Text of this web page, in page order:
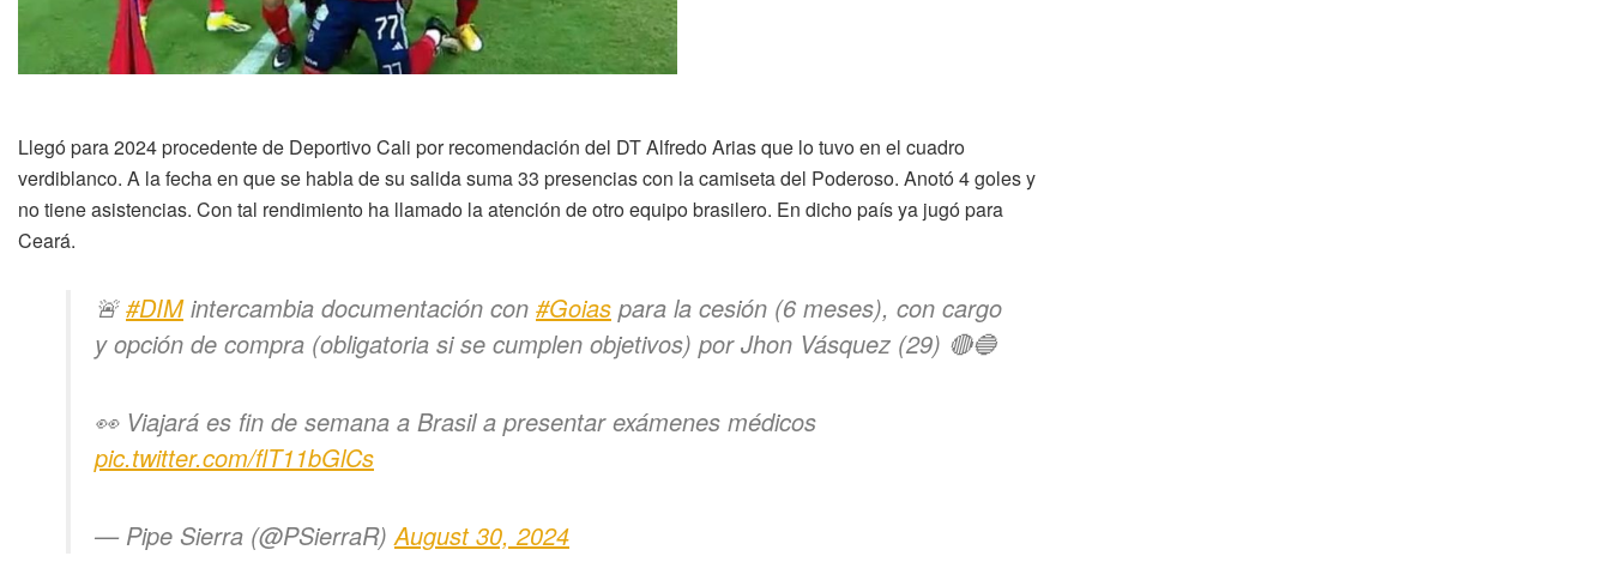
Llegó para 2024 procedente de Deportivo Cali por recomendación del DT Alfredo Arias que lo tuvo en el cuadro
verdiblanco. A la fecha en que se habla de su salida suma 33 presencias con la camiseta del Poderoso. Anotó 4 goles y
no tiene asistencias. Con tal rendimiento ha llamado la atención de otro equipo brasilero. En dicho país ya jugó para
Ceará.
🚨#DIMintercambia documentación con #Goias para la cesión (6 meses), con cargo
y opción de compra (obligatoria si se cumplen objetivos) por Jhon Vásquez (29) 🔴🔵
👀 Viajará es fin de semana a Brasil a presentar exámenes médicos
pic.twitter.com/flT11bGlCs
— Pipe Sierra (@PSierraR) August 30, 2024